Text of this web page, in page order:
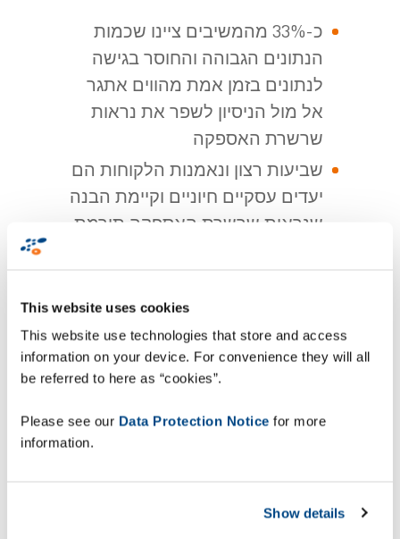
This website uses cookies
This website use technologies that store and access
information on your device. For convenience they will all
be referred to here as “cookies”.
Please see our Data Protection Notice for more
information.
Show details
כ-33% מהמשיבים ציינו שכמות
הנתונים הגבוהה והחוסר בגישה
לנתונים בזמן אמת מהווים אתגר
אל מול הניסיון לשפר את נראות
שרשרת האספקה
שביעות רצון ונאמנות הלקוחות הם
יעדים עסקיים חיוניים וקיימת הבנה
שנראות שרשרת האספקה תורמת
בשרשרת האספקה מדווחים כי
'הפחתת רמת הבזבוז' היא יעד
מאתגר במיוחד
בהם יש לטפל, כיצד על קמעונאים לפעול?
"השגת נראות היא